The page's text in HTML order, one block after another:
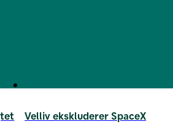
Velliv ekskluderer SpaceX